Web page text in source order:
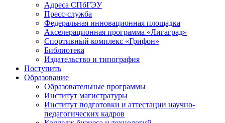
Адреса СПбГЭУ
Пресс-служба
Федеральная инновационная площадка
Акселерационная программа «Лигаград»­­
Спортивный комплекс «Грифон»
Библиотека
Издательство и типография
Поступить
Образование
Образовательные программы
Институт магистратуры
Институт подготовки и аттестации научно-
педагогических кадров